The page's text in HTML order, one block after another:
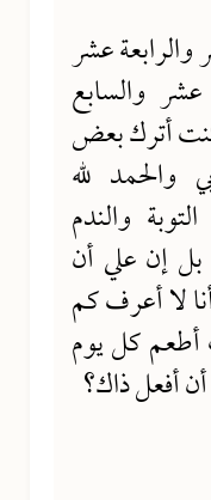
والرابعة عشر
والسابع
أترك بعض
والحمد لله
والندم
إن علي أن
لا أعرف كم
كل يوم
أفعل ذاك؟